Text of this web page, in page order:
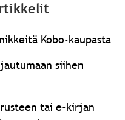
Kobo-kaupasta
siihen
tai e-kirjan